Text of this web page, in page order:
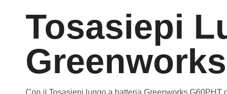
Tosasiepi
Con il Tosasiepi lungo a batteria Greenworks G60PHT